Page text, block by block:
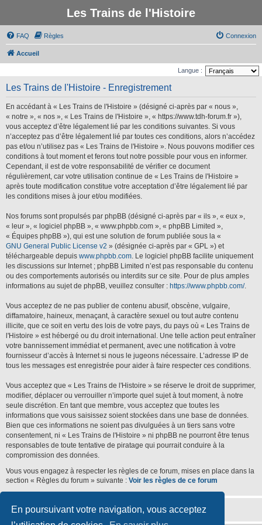
En poursuivant votre navigation, vous acceptez
Les Trains de l'Histoire
FAQ Règles Connexion
Accueil
Langue :
Les Trains de l'Histoire - Enregistrement
En accédant à « Les Trains de l'Histoire » (désigné ci-après par « nous »,
« notre », « nos », « Les Trains de l'Histoire », « https://www.tdh-forum.fr »),
vous acceptez d’être légalement lié par les conditions suivantes. Si vous
n’acceptez pas d’être légalement lié par toutes ces conditions, alors n’accédez
pas et/ou n’utilisez pas « Les Trains de l'Histoire ». Nous pouvons modifier ces
conditions à tout moment et ferons tout notre possible pour vous en informer.
Cependant, il est de votre responsabilité de vérifier ce document
régulièrement, car votre utilisation continue de « Les Trains de l'Histoire »
après toute modification constitue votre acceptation d’être légalement lié par
les conditions mises à jour et/ou modifiées.
Nos forums sont propulsés par phpBB (désigné ci-après par « ils », « eux »,
« leur », « logiciel phpBB », « www.phpbb.com », « phpBB Limited »,
« Équipes phpBB »), qui est une solution de forum publiée sous la «
GNU General Public License v2 » (désignée ci-après par « GPL ») et
téléchargeable depuis www.phpbb.com. Le logiciel phpBB facilite uniquement
les discussions sur Internet ; phpBB Limited n’est pas responsable du contenu
ou des comportements autorisés ou interdits sur ce site. Pour de plus amples
informations au sujet de phpBB, veuillez consulter : https://www.phpbb.com/.
Vous acceptez de ne pas publier de contenu abusif, obscène, vulgaire,
diffamatoire, haineux, menaçant, à caractère sexuel ou tout autre contenu
illicite, que ce soit en vertu des lois de votre pays, du pays où « Les Trains de
l'Histoire » est hébergé ou du droit international. Une telle action peut entraîner
votre bannissement immédiat et permanent, avec une notification à votre
fournisseur d’accès à Internet si nous le jugeons nécessaire. L’adresse IP de
tous les messages est enregistrée pour aider à faire respecter ces conditions.
Vous acceptez que « Les Trains de l'Histoire » se réserve le droit de supprimer,
modifier, déplacer ou verrouiller n’importe quel sujet à tout moment, à notre
seule discrétion. En tant que membre, vous acceptez que toutes les
informations que vous saisissez soient stockées dans une base de données.
Bien que ces informations ne soient pas divulguées à un tiers sans votre
consentement, ni « Les Trains de l'Histoire » ni phpBB ne pourront être tenus
responsables de toute tentative de piratage qui pourrait conduire à la
compromission des données.
Vous vous engagez à respecter les règles de ce forum, mises en place dans la
section « Règles du forum » suivante : Voir les règles de ce forum